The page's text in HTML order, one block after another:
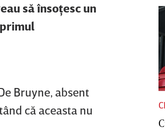
să însoţesc un
Bruyne, absent
că aceasta nu